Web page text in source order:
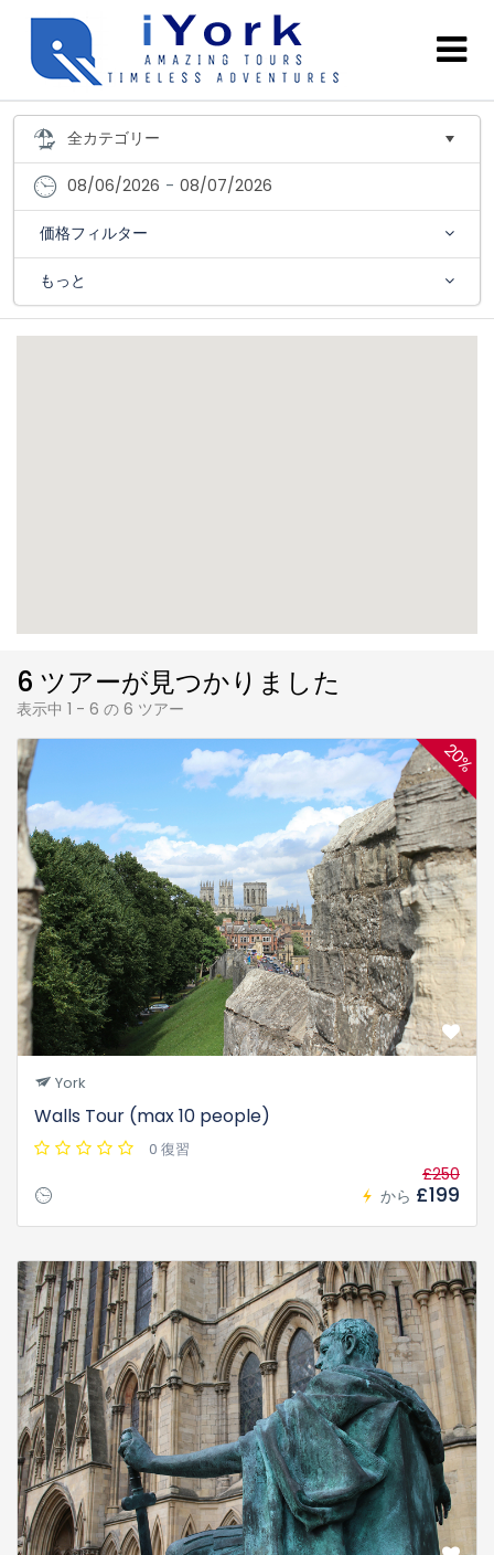
08/06/2026 - 08/07/2026
価格フィルター
もっと
6 ツアーが見つかりました
表示中 1 - 6 の 6 ツアー
20%
York
Walls Tour (max 10 people)
0 復習
から
£250
£199